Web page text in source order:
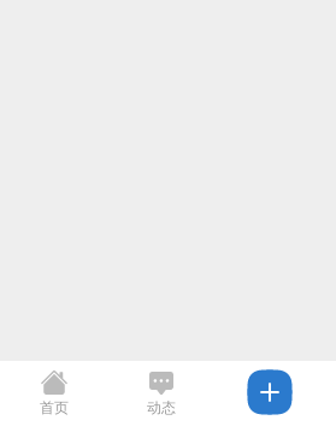
首页 动态